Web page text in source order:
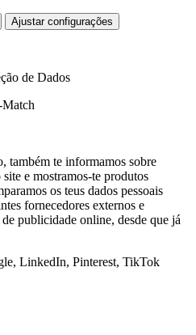
Ajustar configurações
de Dados
também te informamos sobre
e mostramos-te produtos
os teus dados pessoais
fornecedores externos e
publicidade online, desde que já
LinkedIn, Pinterest, TikTok